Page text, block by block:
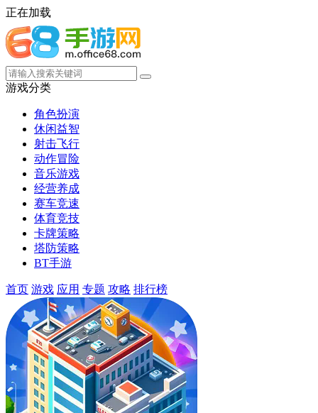
正在加载
游戏分类
角色扮演
休闲益智
射击飞行
动作冒险
音乐游戏
经营养成
赛车竞速
体育竞技
卡牌策略
塔防策略
BT手游
首页 游戏 应用 专题 攻略 排行榜